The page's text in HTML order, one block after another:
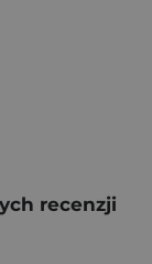
recenzji